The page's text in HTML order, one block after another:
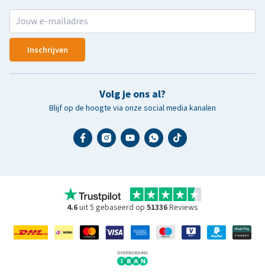
Inschrijven
Volg je ons al?
Blijf op de hoogte via onze social media kanalen
4.6uit 5 gebaseerd op 51336Reviews